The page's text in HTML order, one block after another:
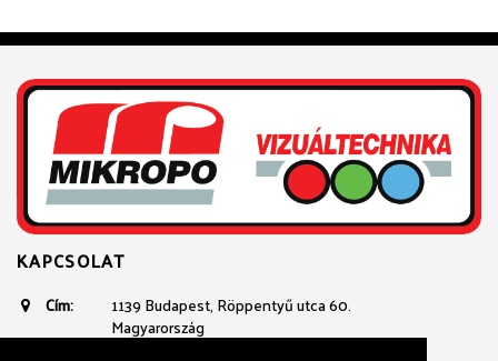
KAPCSOLAT
Cím:
1139 Budapest, Röppentyű utca 60.
Magyarország